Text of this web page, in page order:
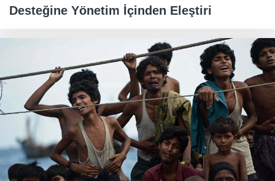
Desteğine Yönetim İçinden Eleştiri